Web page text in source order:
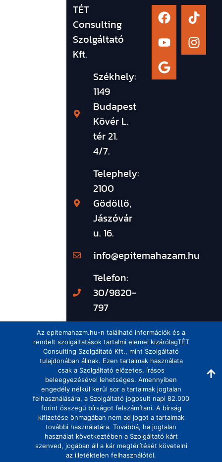
TÉT
Consulting
Szolgáltató
Kft.
Székhely:
1149
Budapest
Kövér L.
tér 21.
4/7.
Telephely:
2100
Gödöllő,
Jászóvár
u. 16.
info@epitemahazam.hu
Telefon:
30/9820-
797
Az epitemahazm.hu-n található információk és a
rendelt szolgáltatások tartalmi elemei kizárólagTÉT
Consulting Szolgáltató Kft., mint Szolgáltató
tulajdonában állnak. Ezen tartalmak használata
csak a Szolgáltató előzetes, írásos
beleegyezésével lehetséges. Amennyiben
engedély nélkül kerül sor a tartalmak jogtalan
felhasználására, a Szolgáltató jogosult napi 82.000
forint összegű bírságot felszámítani. A bírság
kifizetése önmagában nem ad jogot a tartalmak
további használatára. Továbbá, ha jogtalan
használat következtében a Szolgáltató kárt
szenved, jogában áll a kár megtérítését követelni
az illetéktelen felhasználótól.